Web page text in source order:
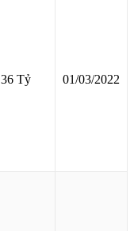
36 Tỷ 01/03/2022